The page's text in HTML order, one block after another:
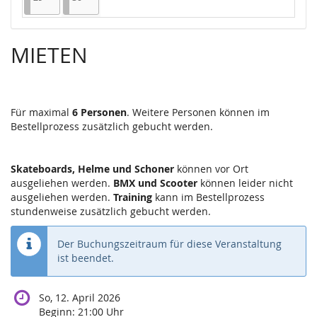
MIETEN
Für maximal 6 Personen. Weitere Personen können im
Bestellprozess zusätzlich gebucht werden.
Skateboards, Helme und Schoner können vor Ort
ausgeliehen werden. BMX und Scooter können leider nicht
ausgeliehen werden. Training kann im Bestellprozess
stundenweise zusätzlich gebucht werden.
Der Buchungszeitraum für diese Veranstaltung
ist beendet.
So, 12. April 2026
Beginn: 21:00 Uhr